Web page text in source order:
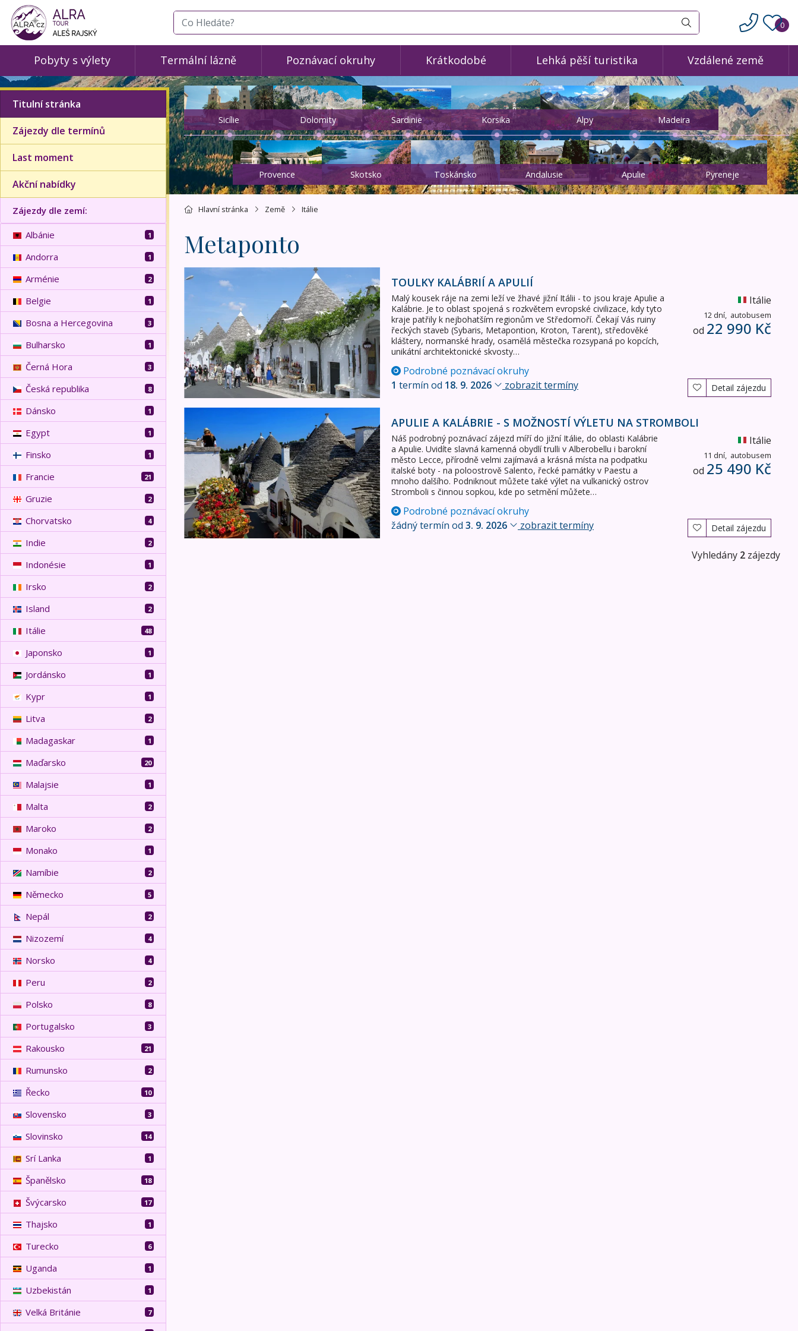
co hledáte
Vyhledat
0
Pobyty s výlety Termální lázně Poznávací okruhy Krátkodobé Lehká pěší turistika Vzdálené země
Titulní stránka
Zájezdy dle termínů
Last moment
Akční nabídky
Zájezdy dle zemí:
Albánie 1
Andorra 1
Arménie 2
Belgie 1
Bosna a Hercegovina 3
Bulharsko 1
Černá Hora 3
Česká republika 8
Dánsko 1
Egypt 1
Finsko 1
Francie 21
Gruzie 2
Chorvatsko 4
Indie 2
Indonésie 1
Irsko 2
Island 2
Itálie 48
Japonsko 1
Jordánsko 1
Kypr 1
Litva 2
Madagaskar 1
Maďarsko 20
Malajsie 1
Malta 2
Maroko 2
Monako 1
Namíbie 2
Německo 5
Nepál 2
Nizozemí 4
Norsko 4
Peru 2
Polsko 8
Portugalsko 3
Rakousko 21
Rumunsko 2
Řecko 10
Slovensko 3
Slovinsko 14
Srí Lanka 1
Španělsko 18
Švýcarsko 17
Thajsko 1
Turecko 6
Uganda 1
Uzbekistán 1
Velká Británie 7
Sicílie Dolomity Sardinie Korsika Alpy Madeira
Provence Skotsko Toskánsko Andalusie Apulie Pyreneje
Hlavní stránka Země Itálie
Metaponto
Toulky Kalábrií a Apulií
TOULKY KALÁBRIÍ A APULIÍ
Malý kousek ráje na zemi leží ve žhavé jižní Itálii - to jsou kraje Apulie a
Kalábrie. Je to oblast spojená s rozkvětem evropské civilizace, kdy tyto
kraje patřily k nejbohatším regionům ve Středomoří. Čekají Vás ruiny
řeckých staveb (Sybaris, Metapontion, Kroton, Tarent), středověké
kláštery, normanské hrady, osamělá městečka rozsypaná po kopcích,
unikátní architektonické skvosty…
Itálie
12 dní, autobusem
od 22 990 Kč
Podrobné poznávací okruhy
1 termín od 18. 9. 2026 zobrazit termíny Detail zájezdu
Apulie a Kalábrie - s možností výletu na Stromboli
APULIE A KALÁBRIE - S MOŽNOSTÍ VÝLETU NA STROMBOLI
Náš podrobný poznávací zájezd míří do jižní Itálie, do oblasti Kalábrie
a Apulie. Uvidíte slavná kamenná obydlí trulli v Alberobellu i barokní
město Lecce, přírodně velmi zajímavá a krásná místa na podpatku
italské boty - na poloostrově Salento, řecké památky v Paestu a
mnoho dalšího. Podniknout můžete také výlet na vulkanický ostrov
Stromboli s činnou sopkou, kde po setmění můžete…
Itálie
11 dní, autobusem
od 25 490 Kč
Podrobné poznávací okruhy
žádný termín od 3. 9. 2026 zobrazit termíny Detail zájezdu
Vyhledány 2 zájezdy